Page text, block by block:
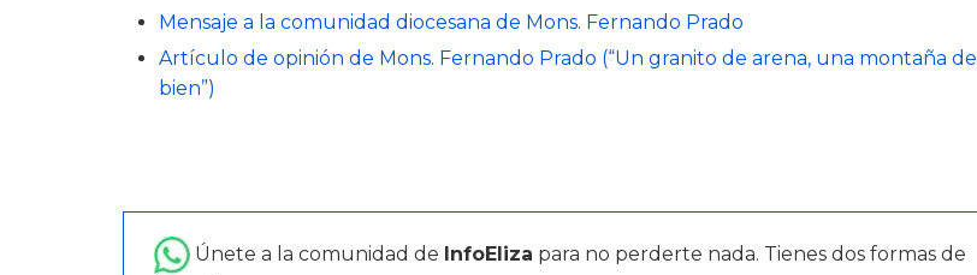
Mensaje a la comunidad diocesana de Mons. Fernando Prado
Artículo de opinión de Mons. Fernando Prado (“Un granito de arena, una montaña de
bien”)
Únete a la comunidad de InfoEliza para no perderte nada. Tienes dos formas de